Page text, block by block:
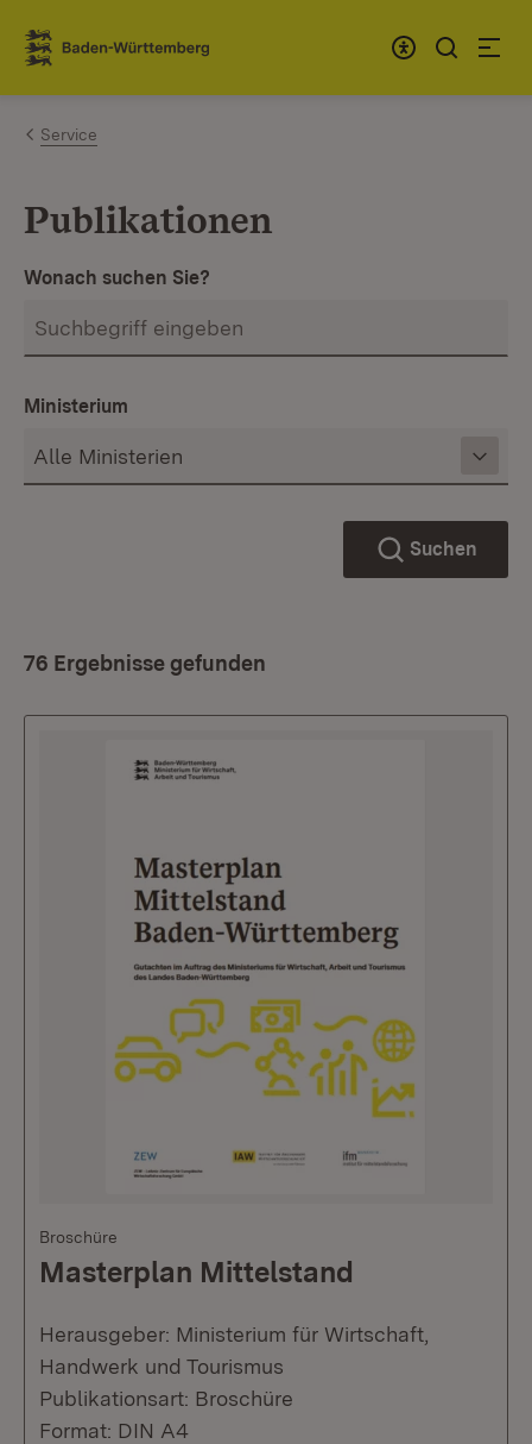
Zum Inhalt springen
Link zur Startseite
Service
Publikationen
Wonach suchen Sie?
Ministerium
Suchen
76 Ergebnisse gefunden
Broschüre
Masterplan Mittelstand
Herausgeber: Ministerium für Wirtschaft,
Handwerk und Tourismus
Publikationsart: Broschüre
Format: DIN A4